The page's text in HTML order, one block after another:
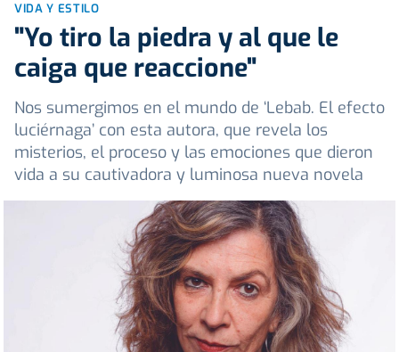
VIDA Y ESTILO
"Yo tiro la piedra y al que le
caiga que reaccione"
Nos sumergimos en el mundo de ‘Lebab. El efecto
luciérnaga’ con esta autora, que revela los
misterios, el proceso y las emociones que dieron
vida a su cautivadora y luminosa nueva novela